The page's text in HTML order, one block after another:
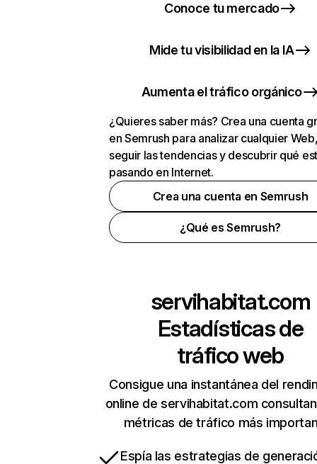
Conoce tu mercado
Mide tu visibilidad en la IA
Aumenta el tráfico orgánico
¿Quieres saber más? Crea una cuenta
en Semrush para analizar cualquier
seguir las tendencias y descubrir qué
pasando en Internet.
Crea una cuenta en Semrush
¿Qué es Semrush?
servihabitat.com
Estadísticas de
tráfico web
Consigue una instantánea del
online de servihabitat.com
métricas de tráfico más
Espía las estrategias de